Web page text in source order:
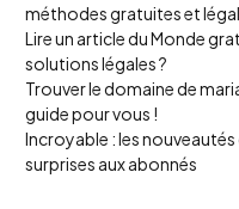
méthodes gratuites et
Lire un article du Monde
solutions légales ?
Trouver le domaine de
guide pour vous !
Incroyable : les
surprises aux abonnés